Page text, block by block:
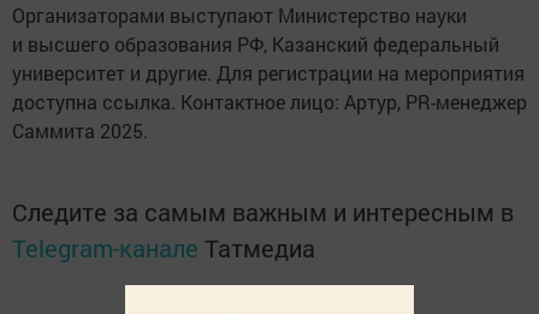
Организаторами выступают Министерство науки
и высшего образования РФ, Казанский федеральный
университет и другие. Для регистрации на мероприятия
доступна ссылка. Контактное лицо: Артур, PR-менеджер
Саммита 2025.
Следите за самым важным и интересным в
Telegram-канале Татмедиа